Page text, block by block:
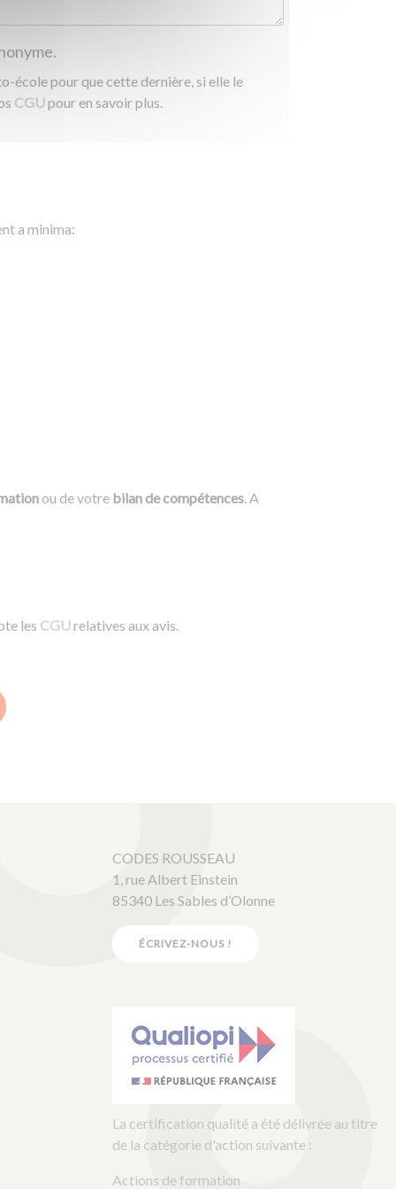
école pour que cette dernière, si elle le
CGUpour en savoir plus.
a minima:
ou de votre bilan de compétences. A
les CGUrelatives aux avis.
CODES ROUSSEAU
1, rue Albert Einstein
85340 Les Sables d’Olonne
ÉCRIVEZ-NOUS !
La certification qualité a été délivrée au titre
de la catégorie d'action suivante :
Actions de formation